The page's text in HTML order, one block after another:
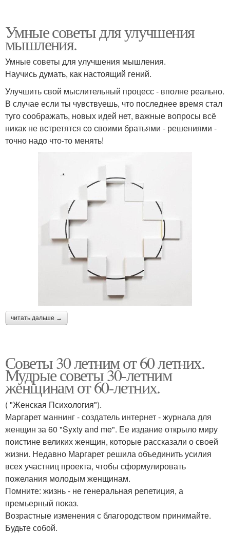
Умные советы для улучшения
мышления.
Умные советы для улучшения мышления.
Научись думать, как настоящий гений.
Улучшить свой мыслительный процесс - вполне реально.
В случае если ты чувствуешь, что последнее время стал
туго соображать, новых идей нет, важные вопросы всё
никак не встретятся со своими братьями - решениями -
точно надо что-то менять!
читать дальше →
Советы 30 летним от 60 летних.
Мудрые советы 30-летним
женщинам от 60-летних.
( "Женская Психология").
Маргарет маннинг - создатель интернет - журнала для
женщин за 60 "Syxty and me". Ее издание открыло миру
поистине великих женщин, которые рассказали о своей
жизни. Недавно Маргарет решила объединить усилия
всех участниц проекта, чтобы сформулировать
пожелания молодым женщинам.
Помните: жизнь - не генеральная репетиция, а
премьерный показ.
Возрастные изменения с благородством принимайте.
Будьте собой.